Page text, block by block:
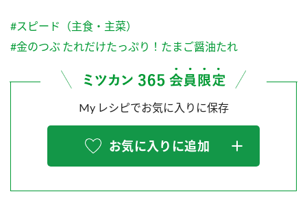
ふりかけ
炊き込みご飯の素 米飯用調味液
Fibee
納豆のサイト
三ツ判山吹
スペシャルサイト
お酢を知ろう！
すしラボ
MIM（ミツカンミュージアム）
お客様相談センター
お客様の声をいかしました
販売終了製品のご案内
よくあるご質問
#スピード（主食・主菜）
#金のつぶ たれだけたっぷり！たまご醤油たれ
My レシピでお気に入りに保存
お気に入りに追加